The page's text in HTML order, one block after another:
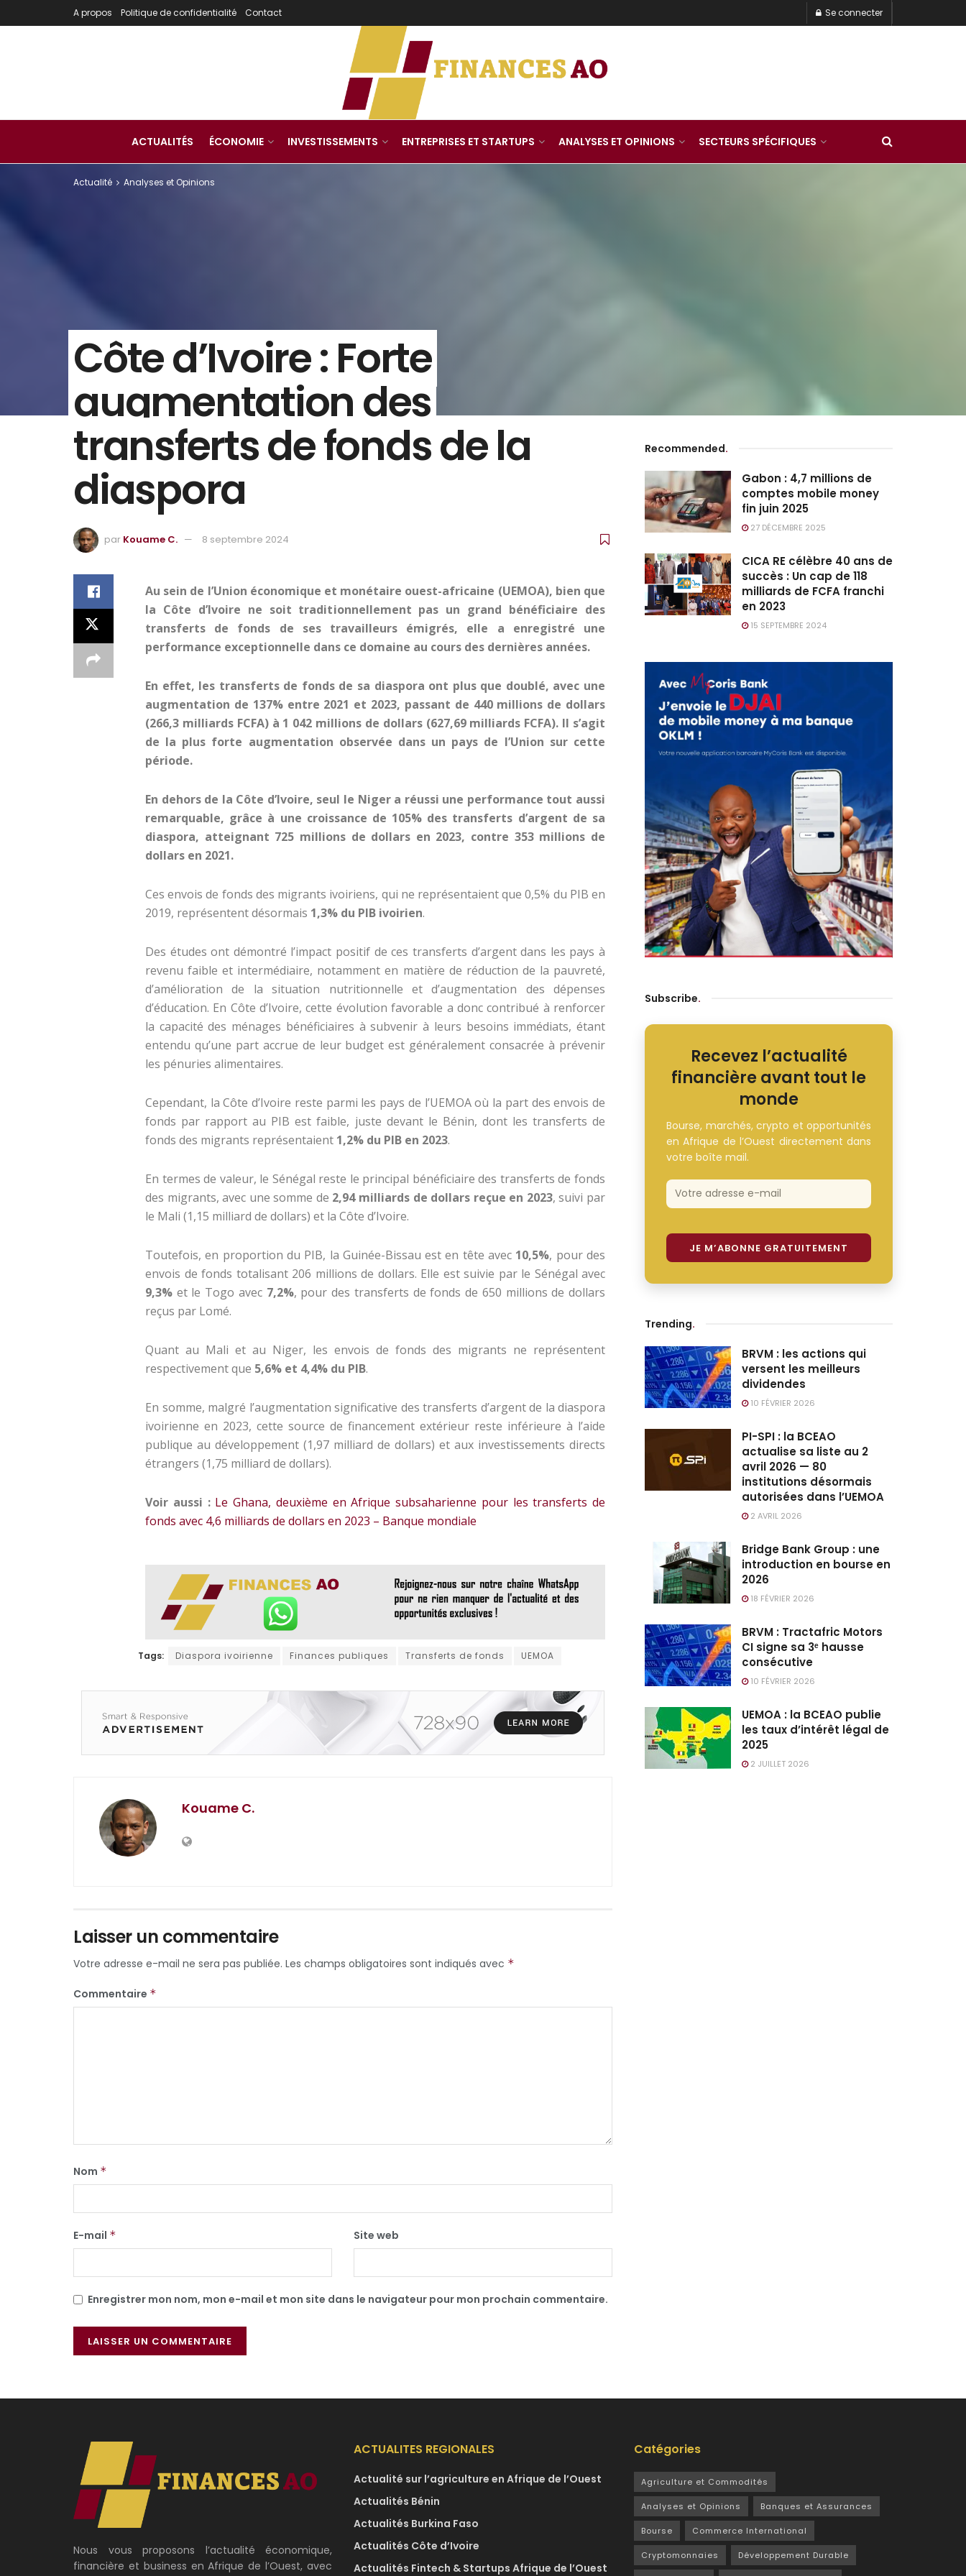
A propos Politique de confidentialité Contact Se connecter
ACTUALITÉS ÉCONOMIE INVESTISSEMENTS ENTREPRISES ET STARTUPS ANALYSES ET OPINIONS SECTEURS SPÉCIFIQUES
Actualité Analyses et Opinions
Côte d’Ivoire : Forte
augmentation des
transferts de fonds de la
diaspora
par Kouame C. 8 septembre 2024
Au sein de l’Union économique et monétaire ouest-africaine (UEMOA), bien que
la Côte d’Ivoire ne soit traditionnellement pas un grand bénéficiaire des
transferts de fonds de ses travailleurs émigrés, elle a enregistré une
performance exceptionnelle dans ce domaine au cours des dernières années.
En effet, les transferts de fonds de sa diaspora ont plus que doublé, avec une
augmentation de 137% entre 2021 et 2023, passant de 440 millions de dollars
(266,3 milliards FCFA) à 1 042 millions de dollars (627,69 milliards FCFA). Il s’agit
de la plus forte augmentation observée dans un pays de l’Union sur cette
période.
En dehors de la Côte d’Ivoire, seul le Niger a réussi une performance tout aussi
remarquable, grâce à une croissance de 105% des transferts d’argent de sa
diaspora, atteignant 725 millions de dollars en 2023, contre 353 millions de
dollars en 2021.
Ces envois de fonds des migrants ivoiriens, qui ne représentaient que 0,5% du PIB en
2019, représentent désormais 1,3% du PIB ivoirien.
Des études ont démontré l’impact positif de ces transferts d’argent dans les pays à
revenu faible et intermédiaire, notamment en matière de réduction de la pauvreté,
d’amélioration de la situation nutritionnelle et d’augmentation des dépenses
d’éducation. En Côte d’Ivoire, cette évolution favorable a donc contribué à renforcer
la capacité des ménages bénéficiaires à subvenir à leurs besoins immédiats, étant
entendu qu’une part accrue de leur budget est généralement consacrée à prévenir
les pénuries alimentaires.
Cependant, la Côte d’Ivoire reste parmi les pays de l’UEMOA où la part des envois de
fonds par rapport au PIB est faible, juste devant le Bénin, dont les transferts de
fonds des migrants représentaient 1,2% du PIB en 2023.
En termes de valeur, le Sénégal reste le principal bénéficiaire des transferts de fonds
des migrants, avec une somme de 2,94 milliards de dollars reçue en 2023, suivi par
le Mali (1,15 milliard de dollars) et la Côte d’Ivoire.
Toutefois, en proportion du PIB, la Guinée-Bissau est en tête avec 10,5%, pour des
envois de fonds totalisant 206 millions de dollars. Elle est suivie par le Sénégal avec
9,3% et le Togo avec 7,2%, pour des transferts de fonds de 650 millions de dollars
reçus par Lomé.
Quant au Mali et au Niger, les envois de fonds des migrants ne représentent
respectivement que 5,6% et 4,4% du PIB.
En somme, malgré l’augmentation significative des transferts d’argent de la diaspora
ivoirienne en 2023, cette source de financement extérieur reste inférieure à l’aide
publique au développement (1,97 milliard de dollars) et aux investissements directs
étrangers (1,75 milliard de dollars).
Voir aussi : Le Ghana, deuxième en Afrique subsaharienne pour les transferts de
fonds avec 4,6 milliards de dollars en 2023 – Banque mondiale
Tags: Diaspora ivoirienne Finances publiques Transferts de fonds UEMOA
Kouame C.
Laisser un commentaire
Votre adresse e-mail ne sera pas publiée. Les champs obligatoires sont indiqués avec *
Commentaire *
Nom *
E-mail * Site web
Enregistrer mon nom, mon e-mail et mon site dans le navigateur pour mon prochain commentaire.
Recommended.
Gabon : 4,7 millions de
comptes mobile money
fin juin 2025
27 DÉCEMBRE 2025
CICA RE célèbre 40 ans de
succès : Un cap de 118
milliards de FCFA franchi
en 2023
15 SEPTEMBRE 2024
Subscribe.
Recevez l’actualité
financière avant tout le
monde
Bourse, marchés, crypto et opportunités
en Afrique de l’Ouest directement dans
votre boîte mail.
Trending.
BRVM : les actions qui
versent les meilleurs
dividendes
10 FÉVRIER 2026
PI-SPI : la BCEAO
actualise sa liste au 2
avril 2026 — 80
institutions désormais
autorisées dans l’UEMOA
2 AVRIL 2026
Bridge Bank Group : une
introduction en bourse en
2026
18 FÉVRIER 2026
BRVM : Tractafric Motors
CI signe sa 3ᵉ hausse
consécutive
10 FÉVRIER 2026
UEMOA : la BCEAO publie
les taux d’intérêt légal de
2025
2 JUILLET 2026
Nous vous proposons l’actualité économique,
financière et business en Afrique de l’Ouest, avec
ACTUALITES REGIONALES
Actualité sur l’agriculture en Afrique de l’Ouest
Actualités Bénin
Actualités Burkina Faso
Actualités Côte d’Ivoire
Actualités Fintech & Startups Afrique de l’Ouest
Catégories
Agriculture et Commodités
Analyses et Opinions Banques et Assurances
Bourse Commerce International
Cryptomonnaies Développement Durable